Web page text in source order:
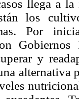
llega a
los
Por
Gobiernos
y
alternativa